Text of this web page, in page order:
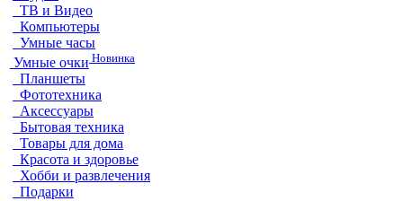
ТВ и Видео
Компьютеры
Умные часы
Умные очки Новинка
Планшеты
Фототехника
Аксессуары
Бытовая техника
Товары для дома
Красота и здоровье
Хобби и развлечения
Подарки